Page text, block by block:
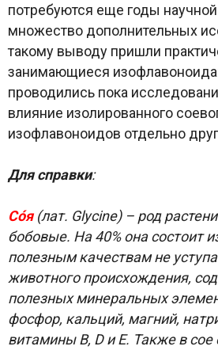
потребуются еще годы
множество дополнительных
такому выводу пришли
занимающиеся
проводились пока
влияние изолированного
изофлавоноидов отдельно
Для справки:
Со́я(лат. Glycine) – род
бобовые. На 40% она состоит
полезным качествам не
животного происхождения,
полезных минеральных
фосфор, кальций, магний,
витамины В, D и E. Также в сое